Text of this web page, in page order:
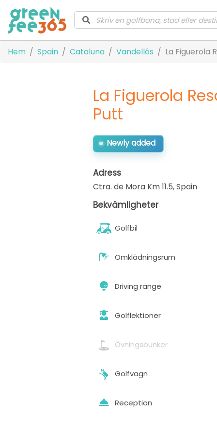
Hem Spain Cataluna Vandellós La Figuerola
La Figuerola
Putt
Newly added
Adress
Ctra. de Mora Km 11.5,Spain
Bekvämligheter
Golfbil
Omklädningsrum
Driving range
Golflektioner
Övningsbunker
Golfvagn
Reception